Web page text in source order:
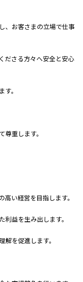
、お客さまの立場で仕事
ださる方々へ安全と安心
。
重します。
い経営を目指します。
益を生み出します。
を促進します。